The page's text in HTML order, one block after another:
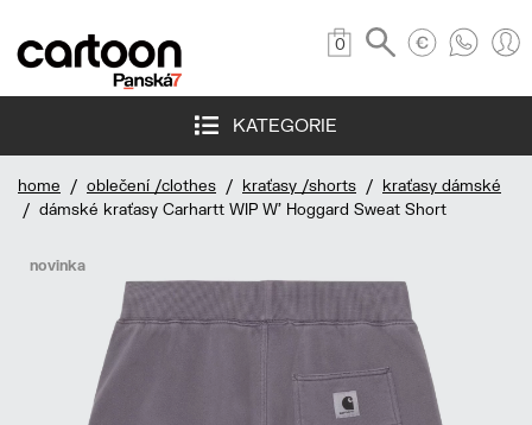
0
KATEGORIE
home / oblečení /clothes / kraťasy /shorts / kraťasy dámské
/ dámské kraťasy Carhartt WIP W' Hoggard Sweat Short
novinka